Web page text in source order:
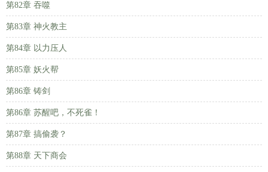
第82章 吞噬
第83章 神火教主
第84章 以力压人
第85章 妖火帮
第86章 铸剑
第86章 苏醒吧，不死雀！
第87章 搞偷袭？
第88章 天下商会